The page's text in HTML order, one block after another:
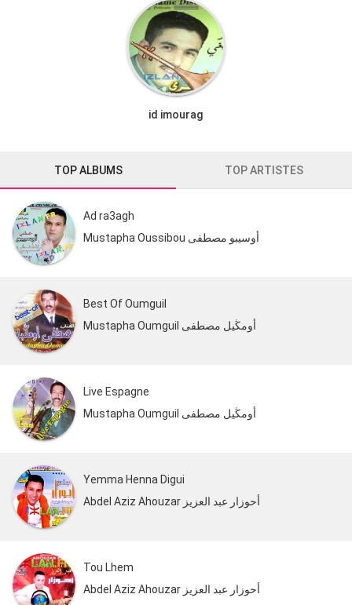
id imourag
TOP ALBUMS TOP ARTISTES
Ad ra3agh
Mustapha Oussibou أوسيبو مصطفى
Best Of Oumguil
Mustapha Oumguil أومڭيل مصطفى
Live Espagne
Mustapha Oumguil أومڭيل مصطفى
Yemma Henna Digui
Abdel Aziz Ahouzar أحوزار عبد العزيز
Tou Lhem
Abdel Aziz Ahouzar أحوزار عبد العزيز